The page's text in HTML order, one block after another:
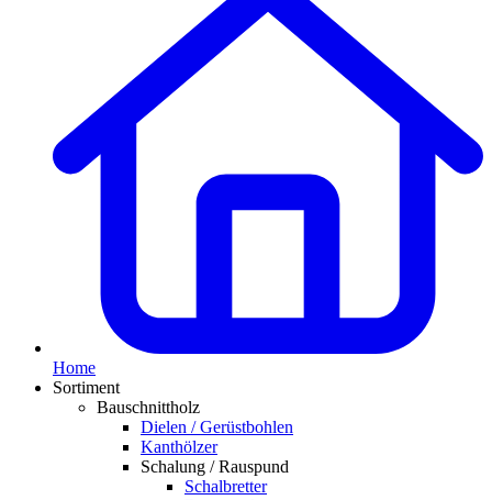
Home
Sortiment
Bauschnittholz
Dielen / Gerüstbohlen
Kanthölzer
Schalung / Rauspund
Schalbretter